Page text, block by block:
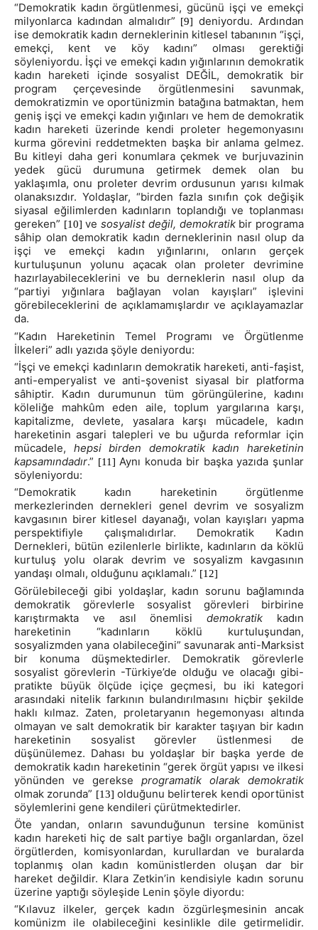
“Demokratik kadın örgütlenmesi, gücünü işçi ve emekçi
milyonlarca kadından almalıdır” [9] deniyordu. Ardından
ise demokratik kadın derneklerinin kitlesel tabanının “işçi,
emekçi, kent ve köy kadını” olması gerektiği
söyleniyordu. İşçi ve emekçi kadın yığınlarının demokratik
kadın hareketi içinde sosyalist DEĞİL, demokratik bir
program çerçevesinde örgütlenmesini savunmak,
demokratizmin ve oportünizmin batağına batmaktan, hem
geniş işçi ve emekçi kadın yığınları ve hem de demokratik
kadın hareketi üzerinde kendi proleter hegemonyasını
kurma görevini reddetmekten başka bir anlama gelmez.
Bu kitleyi daha geri konumlara çekmek ve burjuvazinin
yedek gücü durumuna getirmek demek olan bu
yaklaşımla, onu proleter devrim ordusunun yarısı kılmak
olanaksızdır. Yoldaşlar, “birden fazla sınıfın çok değişik
siyasal eğilimlerden kadınların toplandığı ve toplanması
gereken” [10] vesosyalist değil, demokratikbir programa
sâhip olan demokratik kadın derneklerinin nasıl olup da
işçi ve emekçi kadın yığınlarını, onların gerçek
kurtuluşunun yolunu açacak olan proleter devrimine
hazırlayabileceklerini ve bu derneklerin nasıl olup da
“partiyi yığınlara bağlayan volan kayışları” işlevini
görebileceklerini de açıklamamışlardır ve açıklayamazlar
da.
“Kadın Hareketinin Temel Programı ve Örgütlenme
İlkeleri” adlı yazıda şöyle deniyordu:
“İşçi ve emekçi kadınların demokratik hareketi, anti-faşist,
anti-emperyalist ve anti-şovenist siyasal bir platforma
sâhiptir. Kadın durumunun tüm görüngülerine, kadını
köleliğe mahkûm eden aile, toplum yargılarına karşı,
kapitalizme, devlete, yasalara karşı mücadele, kadın
hareketinin asgari talepleri ve bu uğurda reformlar için
mücadele, hepsi birden demokratik kadın hareketinin
kapsamındadır.” [11] Aynı konuda bir başka yazıda şunlar
söyleniyordu:
“Demokratik kadın hareketinin örgütlenme
merkezlerinden dernekleri genel devrim ve sosyalizm
kavgasının birer kitlesel dayanağı, volan kayışları yapma
perspektifiyle çalışmalıdırlar. Demokratik Kadın
Dernekleri, bütün ezilenlerle birlikte, kadınların da köklü
kurtuluş yolu olarak devrim ve sosyalizm kavgasının
yandaşı olmalı, olduğunu açıklamalı.” [12]
Görülebileceği gibi yoldaşlar, kadın sorunu bağlamında
demokratik görevlerle sosyalist görevleri birbirine
karıştırmakta ve asıl önemlisidemokratik kadın
hareketinin “kadınların köklü kurtuluşundan,
sosyalizmden yana olabileceğini” savunarak anti-Marksist
bir konuma düşmektedirler. Demokratik görevlerle
sosyalist görevlerin -Türkiye’de olduğu ve olacağı gibi-
pratikte büyük ölçüde içiçe geçmesi, bu iki kategori
arasındaki nitelik farkının bulandırılmasını hiçbir şekilde
haklı kılmaz. Zaten, proletaryanın hegemonyası altında
olmayan ve salt demokratik bir karakter taşıyan bir kadın
hareketinin sosyalist görevler üstlenmesi de
düşünülemez. Dahası bu yoldaşlar bir başka yerde de
demokratik kadın hareketinin “gerek örgüt yapısı ve ilkesi
yönünden ve gerekse programatik olarak demokratik
olmak zorunda” [13] olduğunu belirterek kendi oportünist
söylemlerini gene kendileri çürütmektedirler.
Öte yandan, onların savunduğunun tersine komünist
kadın hareketi hiç de salt partiye bağlı organlardan, özel
örgütlerden, komisyonlardan, kurullardan ve buralarda
toplanmış olan kadın komünistlerden oluşan dar bir
hareket değildir. Klara Zetkin’in kendisiyle kadın sorunu
üzerine yaptığı söyleşide Lenin şöyle diyordu:
“Kılavuz ilkeler, gerçek kadın özgürleşmesinin ancak
komünizm ile olabileceğini kesinlikle dile getirmelidir.